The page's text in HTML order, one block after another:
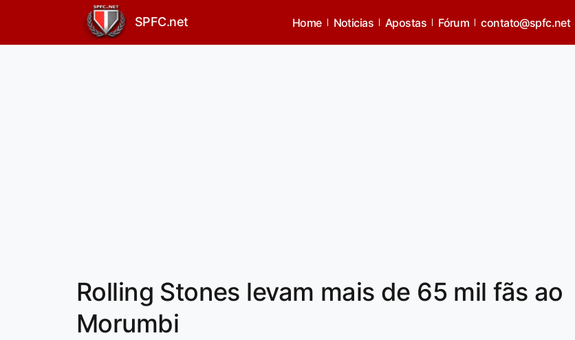
SPFC.net Home Noticias Apostas Fórum contato@spfc.net
Rolling Stones levam mais de 65 mil fãs ao
Morumbi